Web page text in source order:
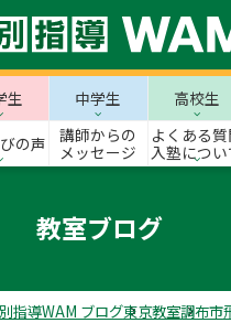
生 中学生 高校生
の声
講師からの
メッセージ
よくある
入塾につい
教室ブログ
指導WAM ブログ東京教室調布市